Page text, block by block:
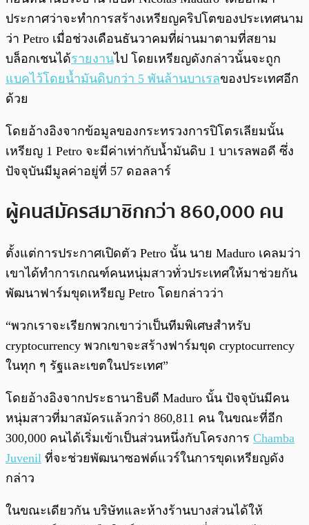
ประกาศว่าจะทำการสร้างเหรียญคริปโตของประเทศนาม
ว่า Petro เมื่อช่วงเดือนธันวาคมที่ผ่านมาตามที่สยาม
บล็อกเชนได้รายงานไป โดยเหรียญดังกล่าวนั้นจะถูก
แบคไว้โดยน้ำมันดิบกว่า 5 พันล้านบาเรลของประเทศอีก
ด้วย
โดยอ้างอิงจากข้อมูลของกระทรวงการปิโตรเลียมนั้น
เหรียญ 1 Petro จะมีค่าเท่ากับน้ำมันดิบ 1 บาเรลพอดี ซึ่ง
ปัจจุบันมีมูลค่าอยู่ที่ 57 ดอลลาร์
ผู้คนสมัครสมาชิกกว่า 860,000 คน
ตั้งแต่การประกาศเปิดตัว Petro นั้น นาย Maduro เคลมว่า
เขาได้ทำการเกณฑ์คนหนุ่มสาวทั่วประเทศให้มาช่วยกัน
พัฒนาฟาร์มขุดเหรียญ Petro โดยกล่าวว่า
“พวกเราจะเรียกพวกเขาว่าเป็นทีมพิเศษสำหรับ
cryptocurrency พวกเขาจะสร้างฟาร์มขุด cryptocurrency
ในทุก ๆ รัฐและเขตในประเทศ”
โดยอ้างอิงจากประธานาธิบดี Maduro นั้น ปัจจุบันมีคน
หนุ่มสาวที่มาสมัครแล้วกว่า 860,811 คน ในขณะที่อีก
300,000 คนได้เริ่มเข้าเป็นส่วนหนึ่งกับโครงการ Chamba
Juvenil ที่จะช่วยพัฒนาซอฟต์แวร์ในการขุดเหรียญดัง
กล่าว
ในขณะเดียวกัน บริษัทและห้างร้านบางส่วนได้ให้